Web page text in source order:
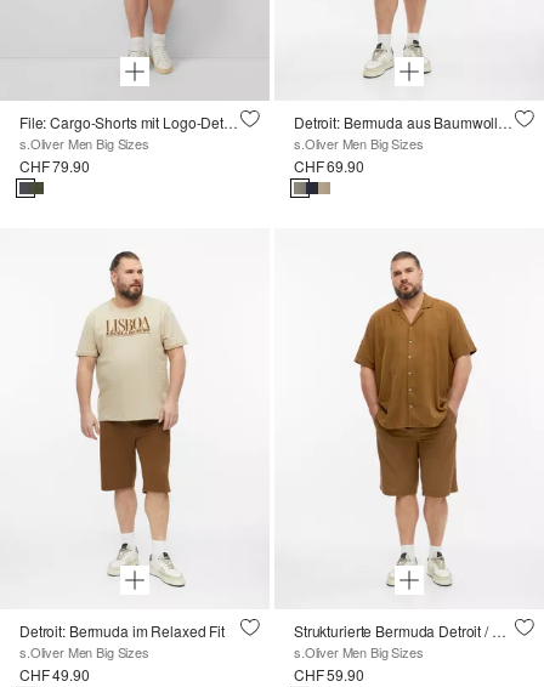
File: Cargo-Shorts mit Logo-Details
s.Oliver Men Big Sizes
CHF 79.90
Detroit: Bermuda aus Baumwolle mit Elastikbund
s.Oliver Men Big Sizes
CHF 69.90
Detroit: Bermuda im Relaxed Fit
s.Oliver Men Big Sizes
CHF 49.90
Strukturierte Bermuda Detroit / Relaxed Fit / Mid Rise
s.Oliver Men Big Sizes
CHF 59.90